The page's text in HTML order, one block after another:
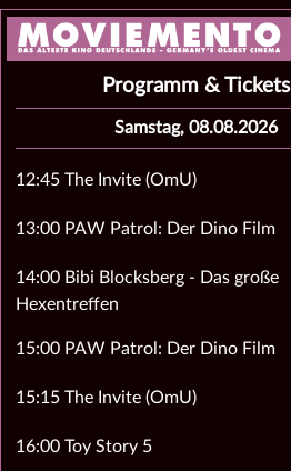
Programm & Tickets
Samstag, 08.08.2026
12:45 The Invite (OmU)
13:00 PAW Patrol: Der Dino Film
14:00 Bibi Blocksberg - Das große
Hexentreffen
15:00 PAW Patrol: Der Dino Film
15:15 The Invite (OmU)
16:00 Toy Story 5